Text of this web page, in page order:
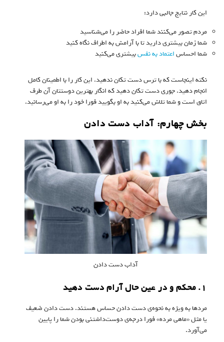
این کار نتایج جالبی دارد:
مردم تصور می‌کنند شما افراد حاضر را می‌شناسید
شما زمان بیشتری دارید تا با آرامش به اطراف نگاه کنید
شما احساساعتماد به نفسبیشتری می‌کنید
نکته اینجاست که با ترس دست تکان ندهید. این کار را با اطمینان کامل
انجام دهید. جوری دست تکان دهید که انگار بهترین دوستتان آن طرف
اتاق است و شما تلاش می‌کنید به او بگویید فورا خود را به او می‌رسانید.
بخش چهارم: آداب دست دادن
آداب دست دادن
۱. محکم و در عین حال آرام دست دهید
مردها به ویژه به نحوه‌ی دست دادن حساس هستند. دست دادن ضعیف
یا مثل «ماهی مرده» فورا درجه‌ی دوست‌داشتنی بودن شما را پایین
می‌آورد.